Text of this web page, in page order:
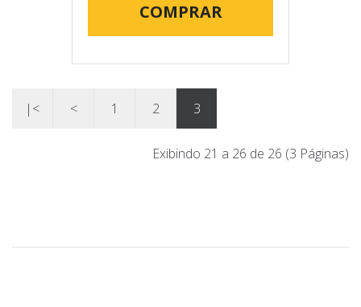
COMPRAR
|< < 1 2 3
Exibindo 21 a 26 de 26 (3 Páginas)